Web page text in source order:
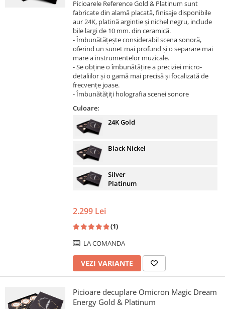
Picioarele Reference Gold & Platinum sunt
fabricate din alamă placată, finisaje disponibile
aur 24K, platină argintie și nichel negru, include
bile largi de 10 mm. din ceramică.
- Îmbunătățește considerabil scena sonoră,
oferind un sunet mai profund și o separare mai
mare a instrumentelor muzicale.
- Se obține o îmbunătățire a preciziei micro-
detaliilor și o gamă mai precisă și focalizată de
frecvențe joase.
- Îmbunătățiți holografia scenei sonore
Culoare:
24K Gold
Black Nickel
Silver
Platinum
2.299 Lei
(1)
LA COMANDA
VEZI VARIANTE
Picioare decuplare Omicron Magic Dream
Energy Gold & Platinum